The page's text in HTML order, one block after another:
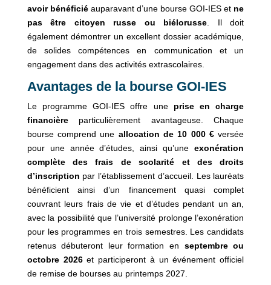
avoir bénéficiéauparavant d’une bourse GOI-IES et ne
pas être citoyen russe ou biélorusse . Il doit
également démontrer un excellent dossier académique,
de solides compétences en communication et un
engagement dans des activités extrascolaires.
Avantages de la bourse GOI-IES
Le programme GOI-IES offre une prise en charge
financièreparticulièrement avantageuse. Chaque
bourse comprend une allocation de 10 000 €versée
pour une année d’études, ainsi qu’uneexonération
complète des frais de scolarité et des droits
d’inscription par l’établissement d’accueil. Les lauréats
bénéficient ainsi d’un financement quasi complet
couvrant leurs frais de vie et d’études pendant un an,
avec la possibilité que l’université prolonge l’exonération
pour les programmes en trois semestres. Les candidats
retenus débuteront leur formation en septembre ou
octobre 2026et participeront à un événement officiel
de remise de bourses au printemps 2027.